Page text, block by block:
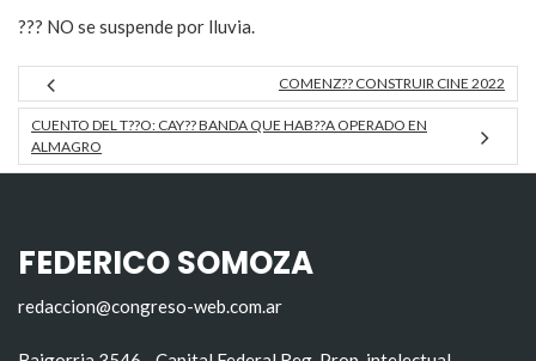
??? NO se suspende por lluvia.
COMENZ?? CONSTRUIR CINE 2022
CUENTO DEL T??O: CAY?? BANDA QUE HAB??A OPERADO EN
ALMAGRO
FEDERICO SOMOZA
redaccion@congreso-web.com.ar